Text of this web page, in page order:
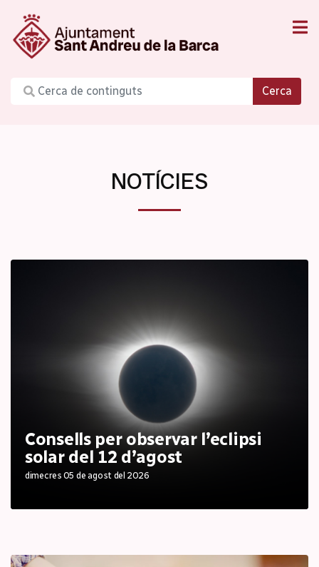
Cerca
NOTÍCIES
Consells per observar l’eclipsi
solar del 12 d’agost
dimecres 05 de agost del 2026